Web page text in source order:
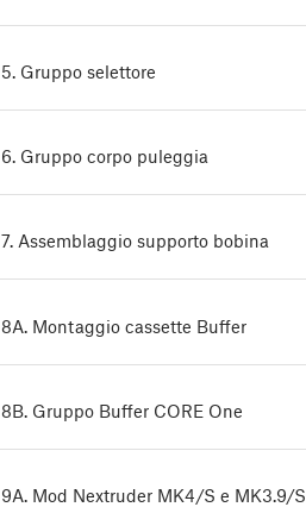
5. Gruppo selettore
6. Gruppo corpo puleggia
7. Assemblaggio supporto bobina
8A. Montaggio cassette Buffer
8B. Gruppo Buffer CORE One
9A. Mod Nextruder MK4/S e MK3.9/S